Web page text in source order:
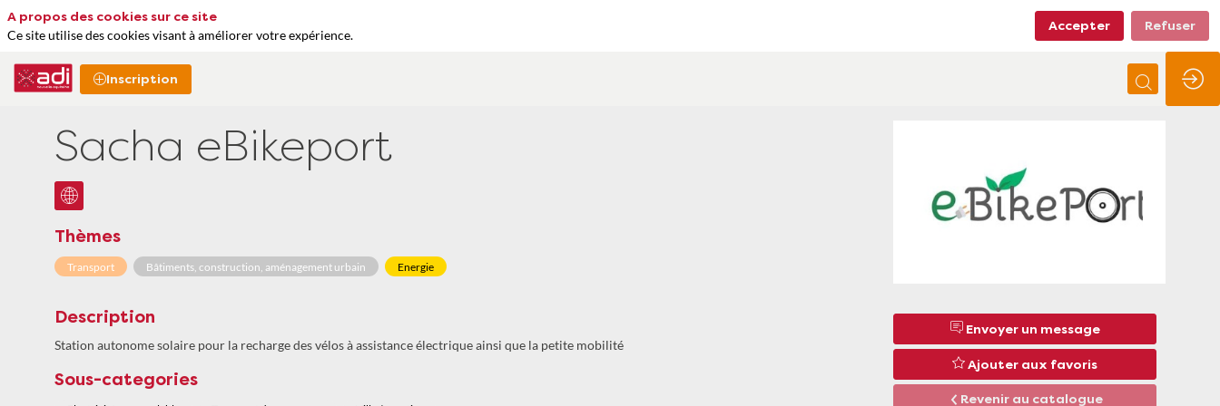
Inscription
Sacha eBikeport
Thèmes
Transport Bâtiments, construction, aménagement urbain Energie
Envoyer un message
Ajouter aux favoris
Revenir au catalogue
Description
Station autonome solaire pour la recharge des vélos à assistance électrique ainsi que la petite mobilité
Sous-categories
A propos des cookies sur ce site
Ce site utilise des cookies visant à améliorer votre expérience.
Accepter Refuser